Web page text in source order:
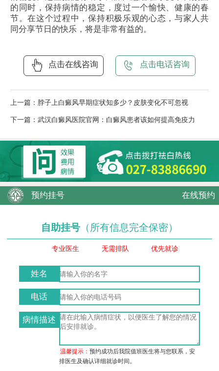
的同时，保持病情的稳定，度过一个愉快、健康的春
节。在这个过程中，保持积极乐观的心态，与家人共
同分享节日的快乐，将是非常有益的。
点击在线咨询 点击电话咨询
上一篇： 脖子上白癜风早期症状知多少？皮肤变化不可忽视
下一篇： 武汉白癜风医院官网：白癜风患者该如何提高免疫力
预约挂号 在线预约
自助挂号 （所有信息完全保密）
专业医生 无需排队 优先就诊
姓名
电话
病情描述
温馨提示：预约成功后我院值班医生将与您联系，安
排医生及确认详细就诊时间。